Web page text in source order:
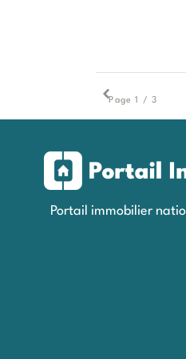
Page 1 / 3
Portail immobilier